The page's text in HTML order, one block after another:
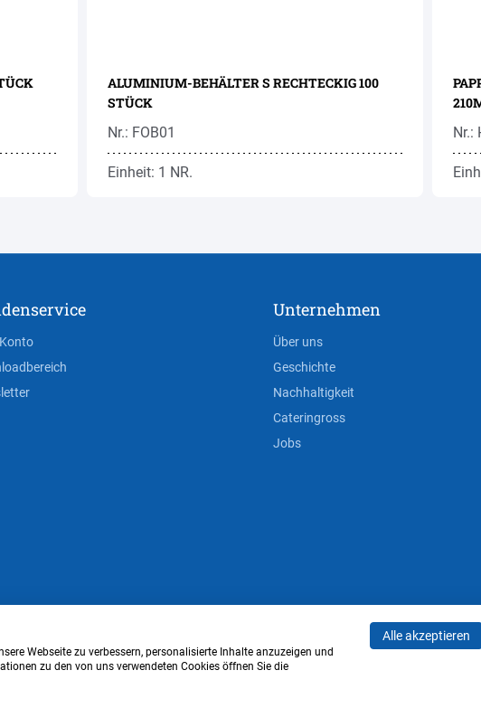
42X45CM 25 STÜCK
ALUMINIUM-BEHÄLTER S RECHTECKIG 100
STÜCK
Nr.: FOB01
Einheit: 1 NR.
Nr.:
Unternehmen
Über uns
Geschichte
Nachhaltigkeit
Cateringross
Jobs
AGB Privacy Policy Impressum
Cookie-
Webseite zu verbessern, personalisierte Inhalte anzuzeigen und
zu den von uns verwendeten Cookies öffnen Sie die
Alle akzeptieren